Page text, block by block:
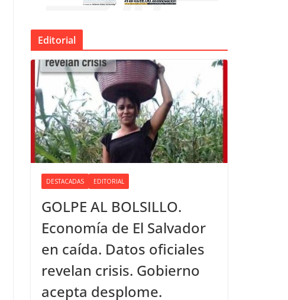
Editorial
DESTACADAS EDITORIAL
GOLPE AL BOLSILLO.
Economía de El Salvador
en caída. Datos oficiales
revelan crisis. Gobierno
acepta desplome.